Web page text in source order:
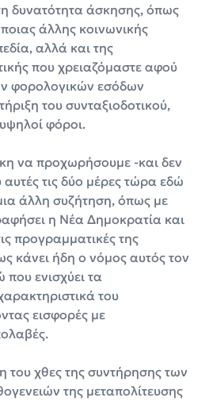
δυνατότητα άσκησης, όπως
άλλης κοινωνικής
αλλά και της
που χρειαζόμαστε αφού
φορολογικών εσόδων
του συνταξιοδοτικού,
φόροι.
να προχωρήσουμε -και δεν
τις δύο μέρες τώρα εδώ
άλλη συζήτηση, όπως με
η Νέα Δημοκρατία και
προγραμματικές της
κάνει ήδη ο νόμος αυτός τον
ενισχύει τα
του
εισφορές με
χθες της συντήρησης των
της μεταπολίτευσης